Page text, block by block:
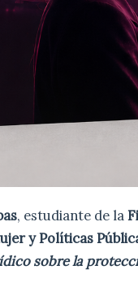
, estudiante de la
y Políticas
sobre la